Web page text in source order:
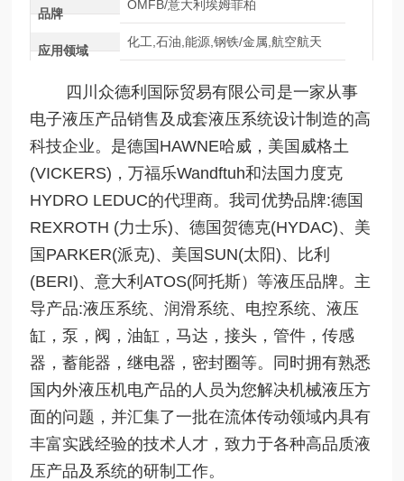
品牌
OMFB/意大利埃姆菲柏
应用领域
化工,石油,能源,钢铁/金属,航空航天
四川众德利国际贸易有限公司是一家从事
电子液压产品销售及成套液压系统设计制造的高
科技企业。是德国HAWNE哈威，美国威格土
(VICKERS)，万福乐Wandftuh和法国力度克
HYDRO LEDUC的代理商。我司优势品牌:德国
REXROTH (力士乐)、德国贺德克(HYDAC)、美
国PARKER(派克)、美国SUN(太阳)、比利
(BERI)、意大利ATOS(阿托斯）等液压品牌。主
导产品:液压系统、润滑系统、电控系统、液压
缸，泵，阀，油缸，马达，接头，管件，传感
器，蓄能器，继电器，密封圈等。同时拥有熟悉
国内外液压机电产品的人员为您解决机械液压方
面的问题，并汇集了一批在流体传动领域内具有
丰富实践经验的技术人才，致力于各种高品质液
压产品及系统的研制工作。